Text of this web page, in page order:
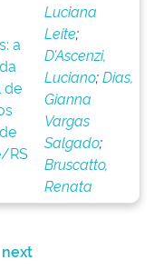
a
de
RS
Luciana
Leite;
D’Ascenzi,
Luciano;Dias,
Gianna
Vargas
Salgado;
Bruscatto,
Renata
next